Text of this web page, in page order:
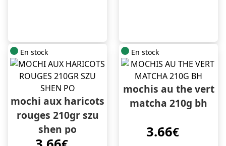
En stock
mochi aux haricots
rouges 210gr szu
shen po
En stock
mochis au the vert
matcha 210g bh
3.66€